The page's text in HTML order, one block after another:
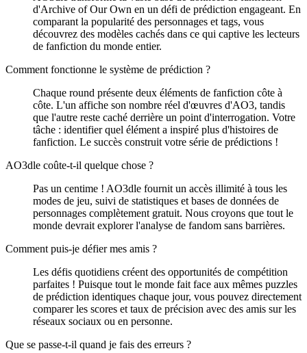
d'Archive of Our Own en un défi de prédiction engageant. En
comparant la popularité des personnages et tags, vous
découvrez des modèles cachés dans ce qui captive les lecteurs
de fanfiction du monde entier.
Comment fonctionne le système de prédiction ?
Chaque round présente deux éléments de fanfiction côte à
côte. L'un affiche son nombre réel d'œuvres d'AO3, tandis
que l'autre reste caché derrière un point d'interrogation. Votre
tâche : identifier quel élément a inspiré plus d'histoires de
fanfiction. Le succès construit votre série de prédictions !
AO3dle coûte-t-il quelque chose ?
Pas un centime ! AO3dle fournit un accès illimité à tous les
modes de jeu, suivi de statistiques et bases de données de
personnages complètement gratuit. Nous croyons que tout le
monde devrait explorer l'analyse de fandom sans barrières.
Comment puis-je défier mes amis ?
Les défis quotidiens créent des opportunités de compétition
parfaites ! Puisque tout le monde fait face aux mêmes puzzles
de prédiction identiques chaque jour, vous pouvez directement
comparer les scores et taux de précision avec des amis sur les
réseaux sociaux ou en personne.
Que se passe-t-il quand je fais des erreurs ?